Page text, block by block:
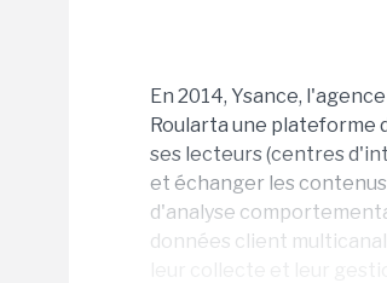
En 2014, Ysance,
Roularta une plateforme
ses lecteurs (centres
et échanger les
d'analyse
données client